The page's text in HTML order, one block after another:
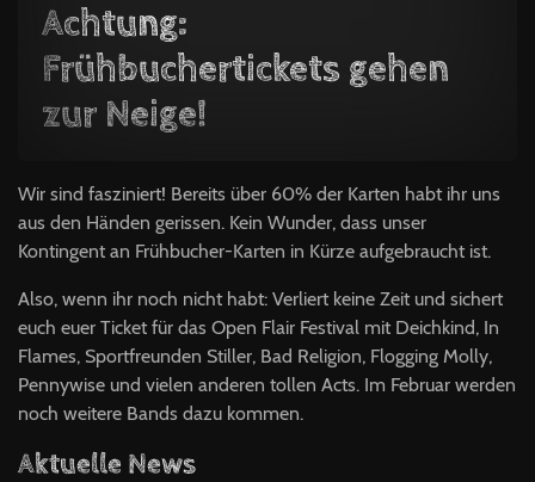
Achtung:
Frühbuchertickets gehen
zur Neige!
Wir sind fasziniert! Bereits über 60% der Karten habt ihr uns
aus den Händen gerissen. Kein Wunder, dass unser
Kontingent an Frühbucher-Karten in Kürze aufgebraucht ist.
Also, wenn ihr noch nicht habt: Verliert keine Zeit und sichert
euch euer Ticket für das Open Flair Festival mit Deichkind, In
Flames, Sportfreunden Stiller, Bad Religion, Flogging Molly,
Pennywise und vielen anderen tollen Acts. Im Februar werden
noch weitere Bands dazu kommen.
Aktuelle News